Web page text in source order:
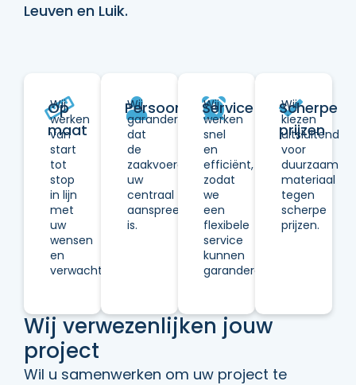
Leuven en Luik.
Op
maat
Wij
werken
van
start
tot
stop
in lijn
met
uw
wensen
en
verwachtingen.
Persoonlijk
Wij
garanderen
dat
de
zaakvoerder
uw
centraal
aanspreekpunt
is.
Service
Wij
werken
snel
en
efficiënt,
zodat
we
een
flexibele
service
kunnen
garanderen.
Scherpe
prijzen
Wij
kiezen
uitsluitend
voor
duurzaam
materiaal
tegen
scherpe
prijzen.
Wij verwezenlijken jouw
project
Wil u samenwerken om uw project te